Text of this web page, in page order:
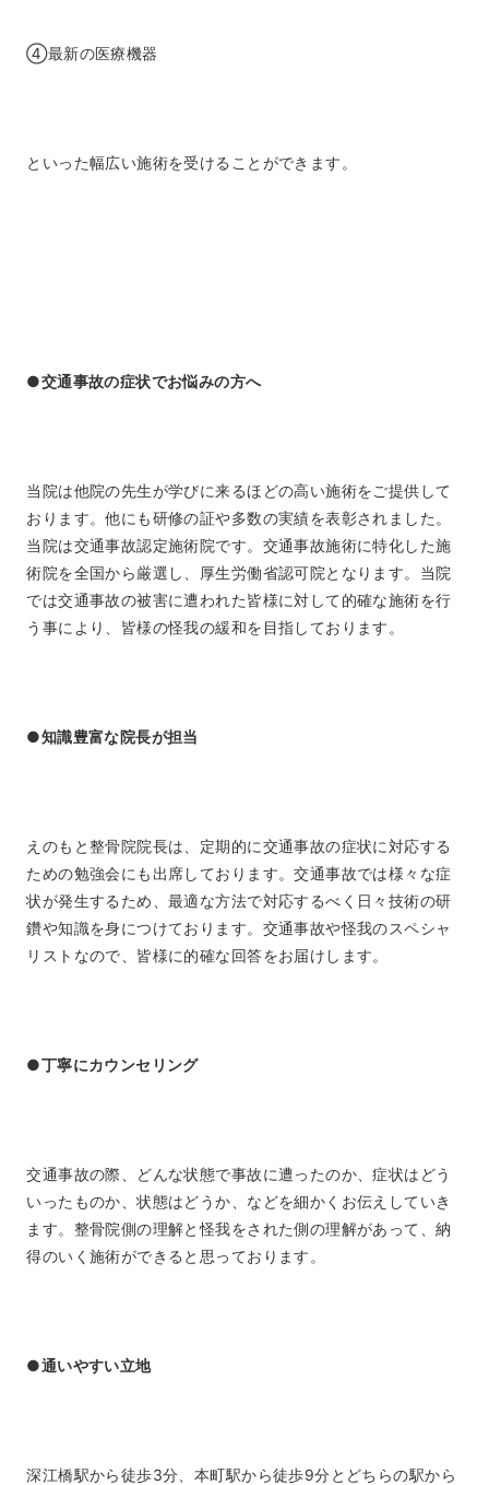
④最新の医療機器
といった幅広い施術を受けることができます。
●交通事故の症状でお悩みの方へ
当院は他院の先生が学びに来るほどの高い施術をご提供して
おります。他にも研修の証や多数の実績を表彰されました。
当院は交通事故認定施術院です。交通事故施術に特化した施
術院を全国から厳選し、厚生労働省認可院となります。当院
では交通事故の被害に遭われた皆様に対して的確な施術を行
う事により、皆様の怪我の緩和を目指しております。
●知識豊富な院長が担当
えのもと整骨院院長は、定期的に交通事故の症状に対応する
ための勉強会にも出席しております。交通事故では様々な症
状が発生するため、最適な方法で対応するべく日々技術の研
鑽や知識を身につけております。交通事故や怪我のスペシャ
リストなので、皆様に的確な回答をお届けします。
●丁寧にカウンセリング
交通事故の際、どんな状態で事故に遭ったのか、症状はどう
いったものか、状態はどうか、などを細かくお伝えしていき
ます。整骨院側の理解と怪我をされた側の理解があって、納
得のいく施術ができると思っております。
●通いやすい立地
深江橋駅から徒歩3分、本町駅から徒歩9分とどちらの駅から